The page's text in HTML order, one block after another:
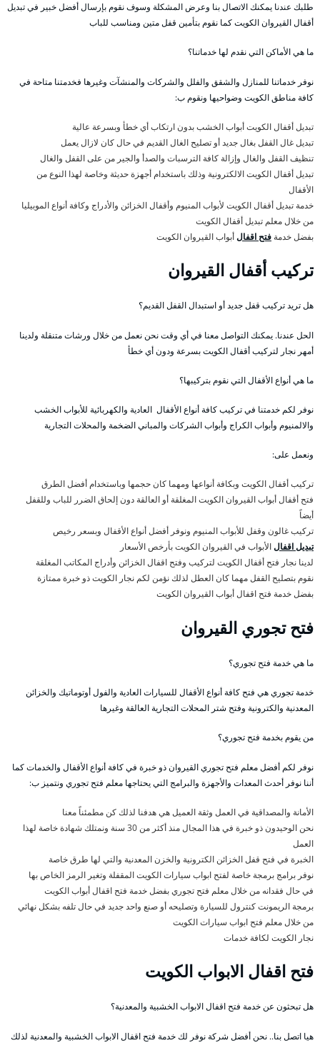
طلبك عندنا يمكنك الاتصال بنا وعرض المشكلة وسوف نقوم بإرسال أفضل خبير في تبديل
أقفال القيروان الكويت كما نقوم بتأمين قفل متين ومناسب للباب
ما هي الأماكن التي نقدم لها خدماتنا؟
نوفر خدماتنا للمنازل والشقق والفلل والشركات والمنشآت وغيرها فخدمتنا متاحة في
كافة مناطق الكويت وضواحيها ونقوم ب:
تبديل أقفال الكويت أبواب الخشب بدون ارتكاب أي خطأ وبسرعة عالية
تبديل غال القفل بغال جديد أو تصليح الغال القديم في حال كان لازال يعمل
تنظيف القفل والغال وإزالة كافة الترسبات والصدأ والجير من على القفل والغال
تبديل أقفال الكويت الالكترونية وذلك باستخدام أجهزة حديثة وخاصة لهذا النوع من
الأقفال
خدمة تبديل أقفال الكويت لأبواب المنيوم وأقفال الخزائن والأدراج وكافة أنواع الموبيليا
من خلال معلم تبديل أقفال الكويت
بفضل خدمة فتح اقفالأبواب القيروان الكويت
تركيب أقفال القيروان
هل تريد تركيب قفل جديد أو استبدال القفل القديم؟
الحل عندنا. يمكنك التواصل معنا في أي وقت نحن نعمل من خلال ورشات متنقلة ولدينا
أمهر نجار لتركيب أقفال الكويت بسرعة ودون أي خطأ
ما هي أنواع الأقفال التي نقوم بتركيبها؟
نوفر لكم خدمتنا في تركيب كافة أنواع الأقفال العادية والكهربائية للأبواب الخشب
والالمنيوم وأبواب الكراج وأبواب الشركات والمباني الضخمة والمحلات التجارية
ونعمل على:
تركيب أقفال الكويت وبكافة أنواعها ومهما كان حجمها وباستخدام أفضل الطرق
فتح أقفال أبواب القيروان الكويت المغلقة أو العالقة دون إلحاق الضرر للباب وللقفل
أيضاً
تركيب غالون وقفل للأبواب المنيوم ونوفر أفضل أنواع الأقفال وبسعر رخيص
تبديل اقفالالأبواب في القيروان الكويت بأرخص الأسعار
لدينا نجار فتح أقفال الكويت لتركيب وفتح اقفال الخزائن وأدراج المكاتب المغلقة
نقوم بتصليح القفل مهما كان العطل لذلك نؤمن لكم نجار الكويت ذو خبرة ممتازة
بفضل خدمة فتح اقفال أبواب القيروان الكويت
فتح تجوري القيروان
ما هي خدمة فتح تجوري؟
خدمة تجوري هي فتح كافة أنواع الأقفال للسيارات العادية والفول أوتوماتيك والخزائن
المعدنية والكترونية وفتح شتر المحلات التجارية العالقة وغيرها
من يقوم بخدمة فتح تجوري؟
نوفر لكم أفضل معلم فتح تجوري القيروان ذو خبرة في كافة أنواع الأقفال والخدمات كما
أننا نوفر أحدث المعدات والأجهزة والبرامج التي يحتاجها معلم فتح تجوري ونتميز ب:
الأمانة والمصداقية في العمل وثقة العميل هي هدفنا لذلك كن مطمئناً معنا
نحن الوحيدون ذو خبرة في هذا المجال منذ أكثر من 30 سنة ونمتلك شهادة خاصة لهذا
العمل
الخبرة في فتح قفل الخزائن الكترونية والخزن المعدنية والتي لها طرق خاصة
نوفر برامج برمجة خاصة لفتح ابواب سيارات الكويت المقفلة وتغير الرمز الخاص بها
في حال فقدانه من خلال معلم فتح تجوري بفضل خدمة فتح اقفال أبواب الكويت
برمجة الريمونت كنترول للسيارة وتصليحه أو صنع واحد جديد في حال تلفه بشكل نهائي
من خلال معلم فتح ابواب سيارات الكويت
نجار الكويت لكافة خدمات
فتح اقفال الابواب الكويت
هل تبحثون عن خدمة فتح اقفال الابواب الخشبية والمعدنية؟
هيا اتصل بنا.. نحن أفضل شركة نوفر لك خدمة فتح اقفال الابواب الخشبية والمعدنية لذلك